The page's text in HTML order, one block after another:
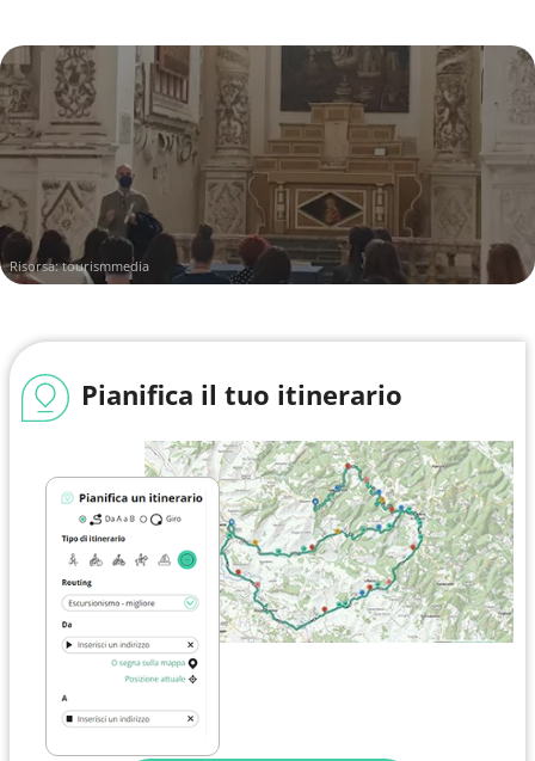
Risorsa:tourismmedia
Pianifica il tuo itinerario